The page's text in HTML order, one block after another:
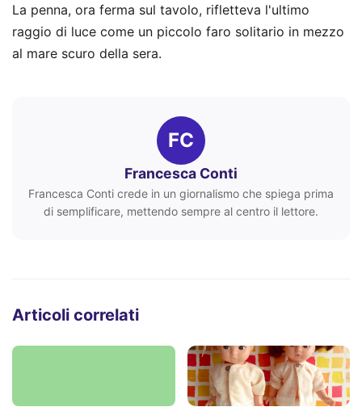
La penna, ora ferma sul tavolo, rifletteva l'ultimo
raggio di luce come un piccolo faro solitario in mezzo
al mare scuro della sera.
FC
Francesca Conti
Francesca Conti crede in un giornalismo che spiega prima
di semplificare, mettendo sempre al centro il lettore.
Articoli correlati